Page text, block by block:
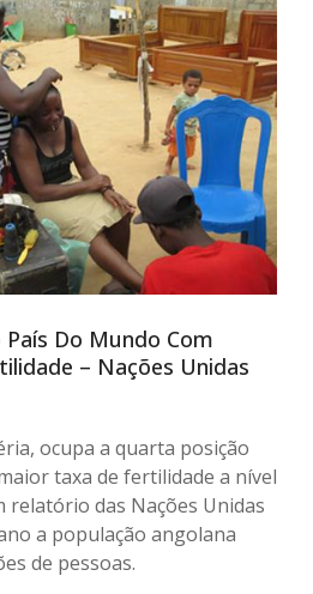
Do Mundo Com
– Nações Unidas
ocupa a quarta posição
taxa de fertilidade a nível
relatório das Nações Unidas
a população angolana
de pessoas.